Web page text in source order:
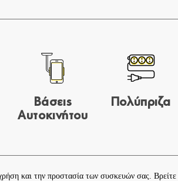
Βάσεις
Αυτοκινήτου
Πολύπριζα
και την προστασία των συσκευών σας. Βρείτε